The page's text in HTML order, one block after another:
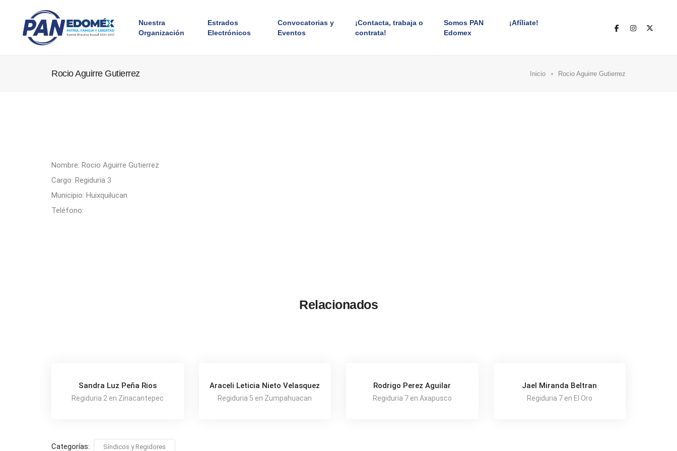
Nuestra
Organización
Estrados
Electrónicos
Convocatorias y
Eventos
¡Contacta, trabaja o
contrata!
Somos PAN
Edomex
¡Afíliate!
Rocio Aguirre Gutierrez Inicio Rocio Aguirre Gutierrez
Nombre: Rocio Aguirre Gutierrez
Cargo: Regiduria 3
Municipio: Huixquilucan
Teléfono:
Relacionados
Sandra Luz Peña Rios
Regiduria 2 en Zinacantepec
Araceli Leticia Nieto Velasquez
Regiduria 5 en Zumpahuacan
Rodrigo Perez Aguilar
Regiduria 7 en Axapusco
Jael Miranda Beltran
Regiduria 7 en El Oro
Categorías: Síndicos y Regidores